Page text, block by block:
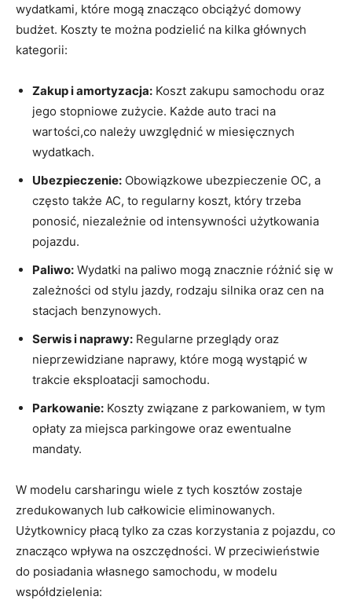
wydatkami, które mogą znacząco obciążyć domowy
budżet. Koszty te⁣ można podzielić na kilka głównych
kategorii:
Zakup i amortyzacja: Koszt zakupu samochodu​ oraz
jego stopniowe zużycie. Każde auto traci ⁢na
wartości,co ‌należy uwzględnić w miesięcznych
wydatkach.
Ubezpieczenie: Obowiązkowe ​ubezpieczenie OC, a
często także AC, to regularny koszt, który​ trzeba
ponosić, niezależnie od intensywności użytkowania
pojazdu.
Paliwo: Wydatki na paliwo mogą znacznie różnić się⁤ w
zależności od stylu jazdy, rodzaju silnika oraz cen na
stacjach⁣ benzynowych.
Serwis i naprawy: Regularne przeglądy oraz
nieprzewidziane naprawy, które mogą wystąpić w
trakcie eksploatacji samochodu.
Parkowanie: Koszty związane z parkowaniem, ⁤w tym
opłaty za miejsca parkingowe oraz ⁤ewentualne
mandaty.
W modelu carsharingu wiele z⁤ tych kosztów zostaje⁣
zredukowanych lub całkowicie eliminowanych.
Użytkownicy płacą tylko za czas korzystania z pojazdu, co
znacząco wpływa⁢ na⁣ oszczędności. W przeciwieństwie
do posiadania własnego samochodu, w modelu
współdzielenia: